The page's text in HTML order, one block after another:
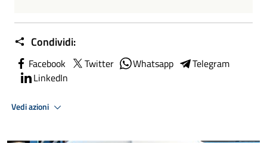
Condividi:
Facebook Twitter Whatsapp
Telegram
LinkedIn
Vedi azioni